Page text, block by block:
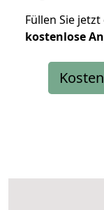
Füllen Sie
kostenlose